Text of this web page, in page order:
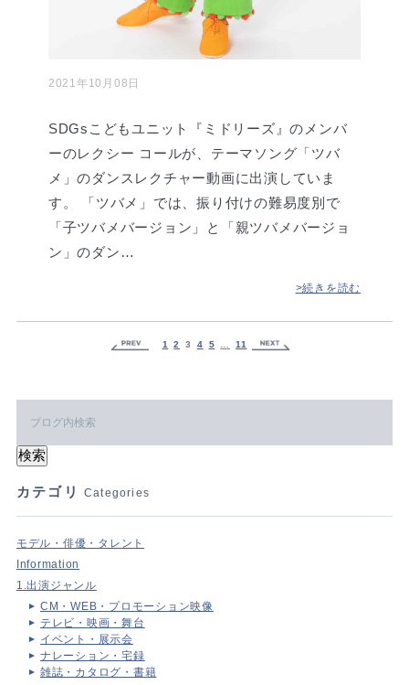
2021年10月08日
SDGsこどもユニット『ミドリーズ』のメンバ
ーのレクシー コールが、テーマソング「ツバ
メ」のダンスレクチャー動画に出演していま
す。 「ツバメ」では、振り付けの難易度別で
「子ツバメバージョン」と「親ツバメバージョ
ン」のダン…
>続きを読む
1 2 3 4 5 11
カテゴリ Categories
モデル・俳優・タレント
Information
1.出演ジャンル
CM・WEB・プロモーション映像
テレビ・映画・舞台
イベント・展示会
ナレーション・宅録
雑誌・カタログ・書籍